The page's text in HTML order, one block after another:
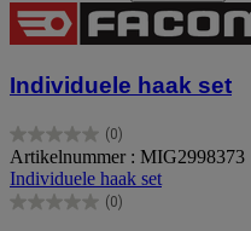
Individuele haak set
(0)
0.0
van
de
5
Artikelnummer : MIG2998373
Individuele haak set
(0)
0.0